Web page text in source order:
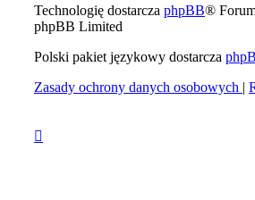
Technologię dostarcza phpBB®
phpBB Limited
Polski pakiet językowy dostarcza
Zasady ochrony danych osobowych |